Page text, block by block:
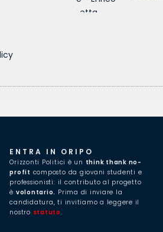
ENTRA IN ORIPO
Orizzonti Politici è un think thank no-
profit composto da giovani studenti e
professionisti: il contributo al progetto
è volontario. Prima di inviare la
candidatura, ti invitiamo a leggere il
nostro statuto.